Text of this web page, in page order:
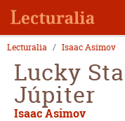
Lecturalia Isaac Asimov
Lucky
Júpiter
Isaac Asimov